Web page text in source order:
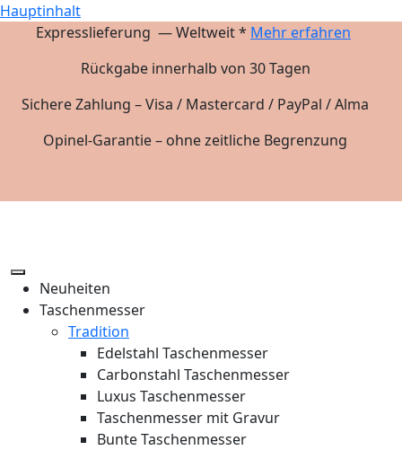
Hauptinhalt
Expresslieferung — Weltweit * Mehr erfahren
Rückgabe innerhalb von 30 Tagen
Sichere Zahlung – Visa / Mastercard / PayPal / Alma
Opinel-Garantie – ohne zeitliche Begrenzung
Neuheiten
Taschenmesser
Tradition
Edelstahl Taschenmesser
Carbonstahl Taschenmesser
Luxus Taschenmesser
Taschenmesser mit Gravur
Bunte Taschenmesser